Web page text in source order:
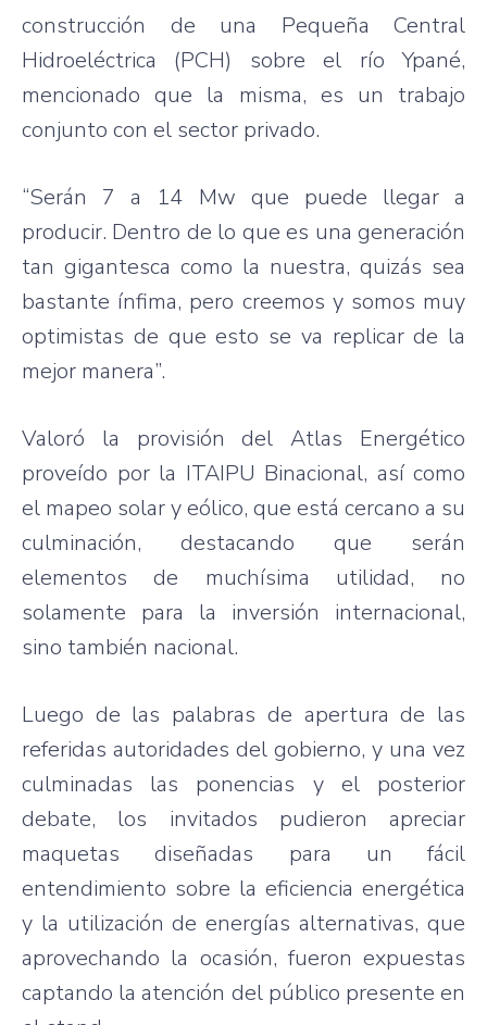
construcción de una Pequeña Central
Hidroeléctrica (PCH) sobre el río Ypané,
mencionado que la misma, es un trabajo
conjunto con el sector privado.
“Serán 7 a 14 Mw que puede llegar a
producir. Dentro de lo que es una generación
tan gigantesca como la nuestra, quizás sea
bastante ínfima, pero creemos y somos muy
optimistas de que esto se va replicar de la
mejor manera”.
Valoró la provisión del Atlas Energético
proveído por la ITAIPU Binacional, así como
el mapeo solar y eólico, que está cercano a su
culminación, destacando que serán
elementos de muchísima utilidad, no
solamente para la inversión internacional,
sino también nacional.
Luego de las palabras de apertura de las
referidas autoridades del gobierno, y una vez
culminadas las ponencias y el posterior
debate, los invitados pudieron apreciar
maquetas diseñadas para un fácil
entendimiento sobre la eficiencia energética
y la utilización de energías alternativas, que
aprovechando la ocasión, fueron expuestas
captando la atención del público presente en